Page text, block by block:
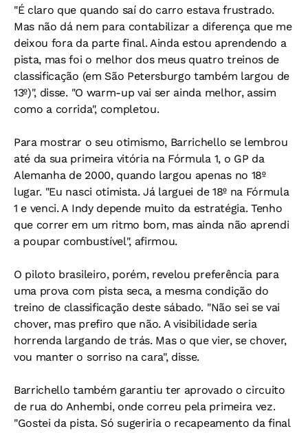
"É claro que quando saí do carro estava frustrado.
Mas não dá nem para contabilizar a diferença que me
deixou fora da parte final. Ainda estou aprendendo a
pista, mas foi o melhor dos meus quatro treinos de
classificação (em São Petersburgo também largou de
13º)", disse. "O warm-up vai ser ainda melhor, assim
como a corrida", completou.
Para mostrar o seu otimismo, Barrichello se lembrou
até da sua primeira vitória na Fórmula 1, o GP da
Alemanha de 2000, quando largou apenas no 18º
lugar. "Eu nasci otimista. Já larguei de 18º na Fórmula
1 e venci. A Indy depende muito da estratégia. Tenho
que correr em um ritmo bom, mas ainda não aprendi
a poupar combustível", afirmou.
O piloto brasileiro, porém, revelou preferência para
uma prova com pista seca, a mesma condição do
treino de classificação deste sábado. "Não sei se vai
chover, mas prefiro que não. A visibilidade seria
horrenda largando de trás. Mas o que vier, se chover,
vou manter o sorriso na cara", disse.
Barrichello também garantiu ter aprovado o circuito
de rua do Anhembi, onde correu pela primeira vez.
"Gostei da pista. Só sugeriria o recapeamento da final